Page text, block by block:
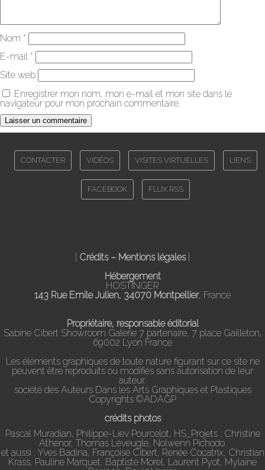
Nom *
E-mail *
Site web
Enregistrer mon nom, mon e-mail et mon site dans le
navigateur pour mon prochain commentaire.
CONTACTER VIDÉOS VISITES VIRTUELLES LIENS
FACEBOOK FLUX RSS
Crédits – Mentions légales|
Hébergement
HOSTINGER
143 Rue Emile Julien, 34070 Montpellier, France
Propriétaire, responsable éditorial
Sabine Cibert Showroom Galerie 7 partenaire, 7 place Gailleton,
69002 Lyon France
Les éléments graphiques de toute nature figurant sur ce site ne
peuvent être reproduits ou modifiés sans autorisation de leur
auteur.
société des Auteurs Dans les Arts Graphiques et Plastiques
Copyrights ©ADAGP
crédits photos
Pascal Muradian, Philippe-Liev Pourcelot, HS_Projets : Christine
Athenor, Thomas Leveugle, Nolwenn Pichodo.
et aussi : Yves Badina, Françoise Cibert, Renée Cocatrix, Christian
Krass, Pauline Marquet, Baptiste Morel, Laurent Pyot, Mylaine